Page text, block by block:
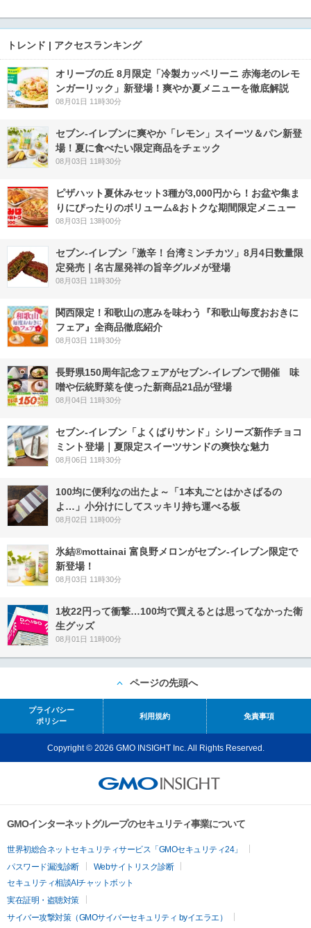
トレンド | アクセスランキング
オリーブの丘 8月限定「冷製カッペリーニ 赤海老のレモ
ンガーリック」新登場！爽やか夏メニューを徹底解説
08月01日 11時30分
セブン‐イレブンに爽やか「レモン」スイーツ＆パン新登
場！夏に食べたい限定商品をチェック
08月03日 11時30分
ピザハット夏休みセット3種が3,000円から！お盆や集ま
りにぴったりのボリューム&おトクな期間限定メニュー
08月03日 13時00分
セブン-イレブン「激辛！台湾ミンチカツ」8月4日数量限
定発売｜名古屋発祥の旨辛グルメが登場
08月03日 11時30分
関西限定！和歌山の恵みを味わう『和歌山毎度おおきに
フェア』全商品徹底紹介
08月03日 11時30分
長野県150周年記念フェアがセブン-イレブンで開催 味
噌や伝統野菜を使った新商品21品が登場
08月04日 11時30分
セブン‐イレブン「よくばりサンド」シリーズ新作チョコ
ミント登場｜夏限定スイーツサンドの爽快な魅力
08月06日 11時30分
100均に便利なの出たよ～「1本丸ごとはかさばるの
よ…」小分けにしてスッキリ持ち運べる板
08月02日 11時00分
氷結®mottainai 富良野メロンがセブン‐イレブン限定で
新登場！
08月03日 11時30分
1枚22円って衝撃…100均で買えるとは思ってなかった衛
生グッズ
08月01日 11時00分
ページの先頭へ
プライバシー
ポリシー
利用規約 免責事項
Copyright © 2026 GMO INSIGHT Inc. All Rights Reserved.
GMOインターネットグループのセキュリティ事業について
世界初総合ネットセキュリティサービス「GMOセキュリティ24」
パスワード漏洩診断
Webサイトリスク診断
セキュリティ相談AIチャットボット
実在証明・盗聴対策
サイバー攻撃対策（GMOサイバーセキュリティ byイエラエ）